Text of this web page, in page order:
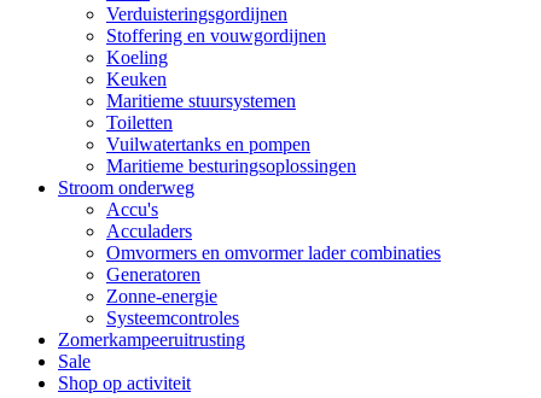
Verduisteringsgordijnen
Stoffering en vouwgordijnen
Koeling
Keuken
Maritieme stuursystemen
Toiletten
Vuilwatertanks en pompen
Maritieme besturingsoplossingen
Stroom onderweg
Accu's
Acculaders
Omvormers en omvormer lader combinaties
Generatoren
Zonne-energie
Systeemcontroles
Zomerkampeeruitrusting
Sale
Shop op activiteit